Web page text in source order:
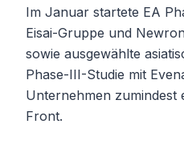
Im Januar startete EA
Eisai-Gruppe und
sowie ausgewählte
Phase-III-Studie mit
Unternehmen zumindest
Front.